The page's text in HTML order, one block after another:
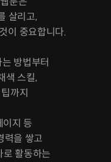
살리고,
이 중요합니다.
방법부터
색 스킬,
까지
이지 등
력을 쌓고
로 활동하는